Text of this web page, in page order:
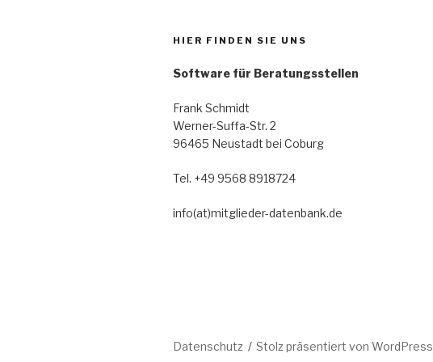
HIER FINDEN SIE UNS
Software für Beratungsstellen
Frank Schmidt
Werner-Suffa-Str. 2
96465 Neustadt bei Coburg
Tel. +49 9568 8918724
info(at)mitglieder-datenbank.de
Datenschutz Stolz präsentiert von WordPress